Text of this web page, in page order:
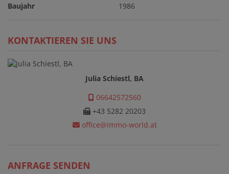
Baujahr
1986
KONTAKTIEREN SIE UNS
Julia Schiestl, BA
06642572560
+43 5282 20203
office@immo-world.at
ANFRAGE SENDEN